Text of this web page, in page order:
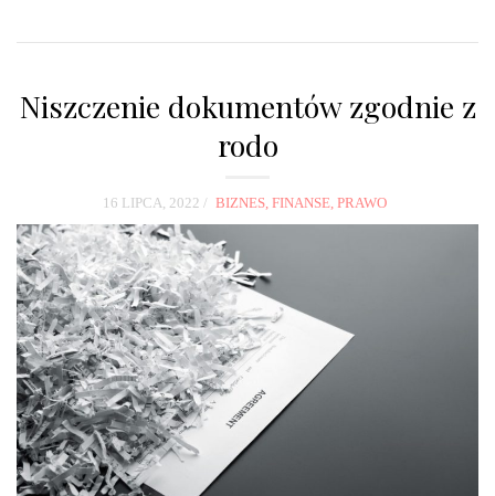
Niszczenie dokumentów zgodnie z
rodo
16 LIPCA, 2022 BIZNES, FINANSE, PRAWO